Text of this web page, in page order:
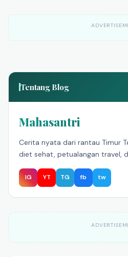
Tentang Blog
Mahasantri
Cerita nyata dari rantau Timur
diet sehat, petualangan travel,
IG YT TG fb tw